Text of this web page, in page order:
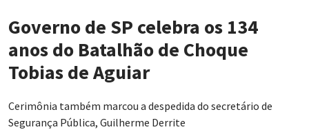
Governo de SP celebra os 134
anos do Batalhão de Choque
Tobias de Aguiar
Cerimônia também marcou a despedida do secretário de
Segurança Pública, Guilherme Derrite